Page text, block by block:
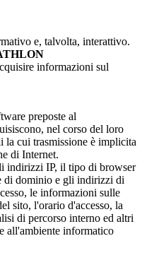
e, talvolta, interattivo.
informazioni sul
preposte al
nel corso del loro
la cui trasmissione è implicita
di Internet.
indirizzi IP, il tipo di browser
di dominio e gli indirizzi di
le informazioni sulle
sito, l'orario d'accesso, la
di percorso interno ed altri
all'ambiente informatico